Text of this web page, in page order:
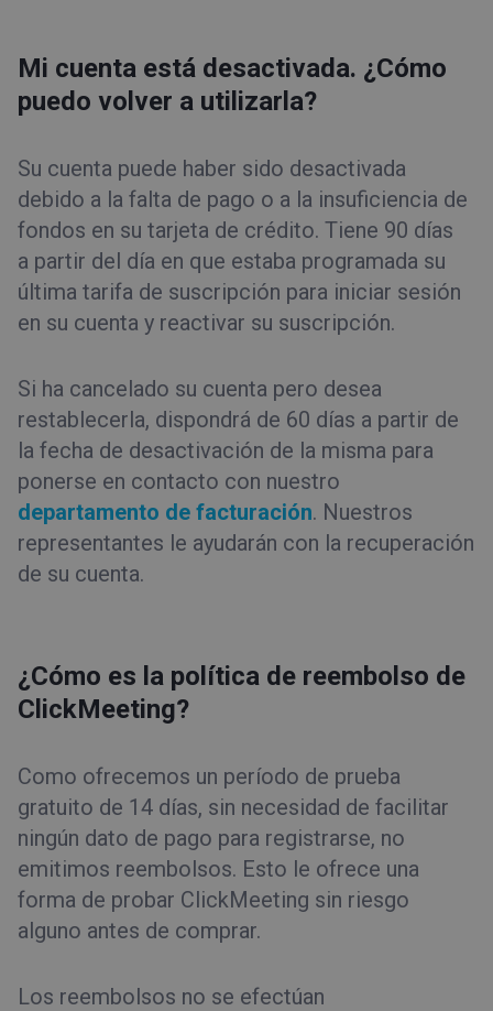
Mi cuenta está desactivada. ¿Cómo
puedo volver a utilizarla?
Su cuenta puede haber sido desactivada
debido a la falta de pago o a la insuficiencia de
fondos en su tarjeta de crédito. Tiene 90 días
a partir del día en que estaba programada su
última tarifa de suscripción para iniciar sesión
en su cuenta y reactivar su suscripción.
Si ha cancelado su cuenta pero desea
restablecerla, dispondrá de 60 días a partir de
la fecha de desactivación de la misma para
ponerse en contacto con nuestro
departamento de facturación. Nuestros
representantes le ayudarán con la recuperación
de su cuenta.
¿Cómo es la política de reembolso de
ClickMeeting?
Como ofrecemos un período de prueba
gratuito de 14 días, sin necesidad de facilitar
ningún dato de pago para registrarse, no
emitimos reembolsos. Esto le ofrece una
forma de probar ClickMeeting sin riesgo
alguno antes de comprar.
Los reembolsos no se efectúan